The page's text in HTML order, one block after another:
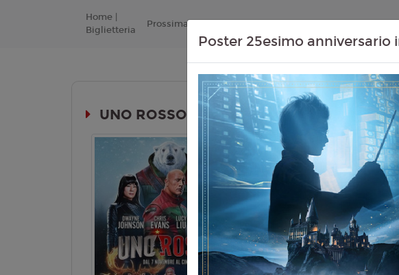
Home |
Biglietteria
Prossimamente Listino Prezzi Contenuti Extra
UNO ROSSO (RED ONE)
Durata: 123 min
Genere: Animazione
Lingua:Italiano
Regia:J. Kasdan
Poster 25esimo